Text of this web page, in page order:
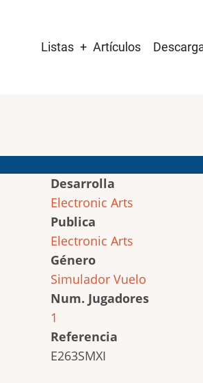
navigation
Listas Artículos
Desarrolla
Electronic Arts
Publica
Electronic Arts
Género
Simulador Vuelo
Num. Jugadores
1
Referencia
E263SMXI